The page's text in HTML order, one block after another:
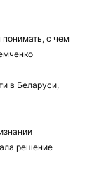
с чем
в Беларуси,
решение